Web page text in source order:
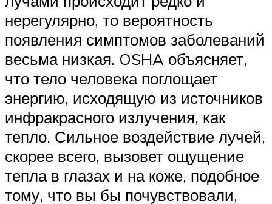
нерегулярно, то вероятность
появления симптомов заболеваний
весьма низкая. OSHA объясняет,
что тело человека поглощает
энергию, исходящую из источников
инфракрасного излучения, как
тепло. Сильное воздействие лучей,
скорее всего, вызовет ощущение
тепла в глазах и на коже, подобное
тому, что вы бы почувствовали,